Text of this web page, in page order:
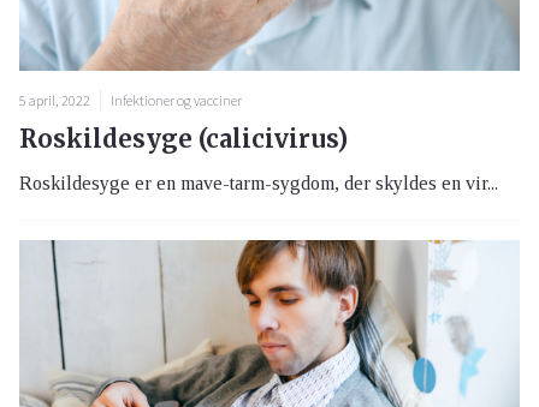
5 april, 2022 Infektioner og vacciner
Roskildesyge (calicivirus)
Roskildesyge er en mave-tarm-sygdom, der skyldes en vir...